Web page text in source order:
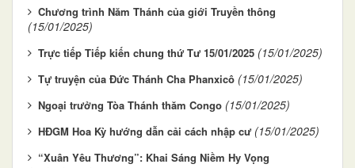
Chương trình Năm Thánh của giới Truyền thông
(15/01/2025)
Trực tiếp Tiếp kiến chung thứ Tư 15/01/2025 (15/01/2025)
Tự truyện của Đức Thánh Cha Phanxicô (15/01/2025)
Ngoại trưởng Tòa Thánh thăm Congo (15/01/2025)
HĐGM Hoa Kỳ hướng dẫn cải cách nhập cư (15/01/2025)
“Xuân Yêu Thương”: Khai Sáng Niềm Hy Vọng